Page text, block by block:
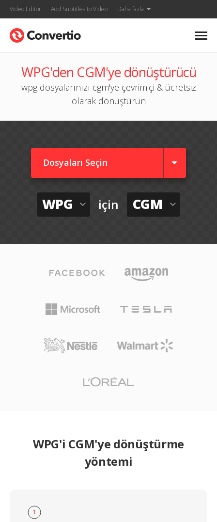
Video Editor Add Subtitles to Video Daha fazla
WPG'den CGM'ye dönüştürücü
wpg dosyalarınızı cgm'ye çevrimiçi & ücretsiz
olarak dönüştürün
Dosyaları Seçin
WPG için CGM
WPG'i CGM'ye dönüştürme
yöntemi
1